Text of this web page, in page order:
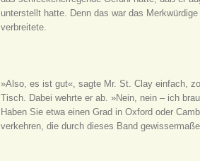
unterstellt hatte. Denn das war das
verbreitete.
»Also, es ist gut«, sagte Mr. St. Clay einfach,
Tisch. Dabei wehrte er ab. »Nein, nein – ich
Haben Sie etwa einen Grad in Oxford oder
verkehren, die durch dieses Band